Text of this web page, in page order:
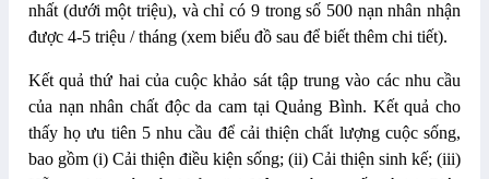
nhất (dưới một triệu), và chỉ có 9 trong số 500 nạn nhân nhận
được 4-5 triệu / tháng (xem biểu đồ sau để biết thêm chi tiết).
Kết quả thứ hai của cuộc khảo sát tập trung vào các nhu cầu
của nạn nhân chất độc da cam tại Quảng Bình. Kết quả cho
thấy họ ưu tiên 5 nhu cầu để cải thiện chất lượng cuộc sống,
bao gồm (i) Cải thiện điều kiện sống; (ii) Cải thiện sinh kế; (iii)